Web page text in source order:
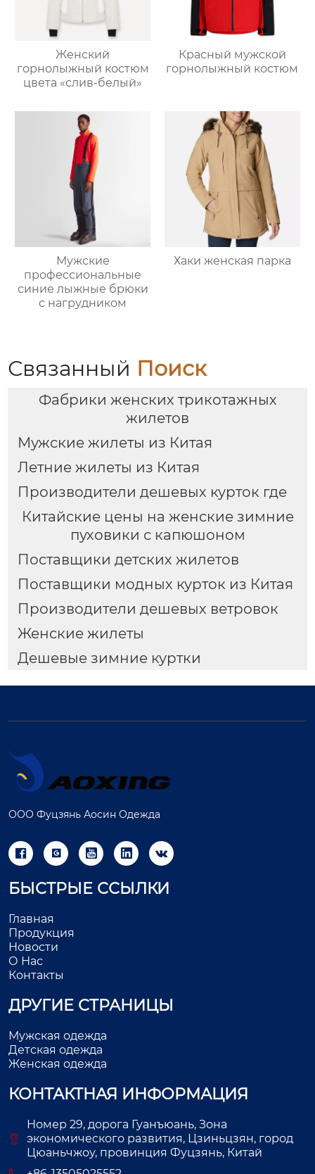
Женский
горнолыжный костюм
цвета «слив-белый»
Красный мужской
горнолыжный костюм
Мужские
профессиональные
синие лыжные брюки
с нагрудником
Хаки женская парка
Связанный Поиск
Фабрики женских трикотажных
жилетов
Мужские жилеты из Китая
Летние жилеты из Китая
Производители дешевых курток где
Китайские цены на женские зимние
пуховики с капюшоном
Поставщики детских жилетов
Поставщики модных курток из Китая
Производители дешевых ветровок
Женские жилеты
Дешевые зимние куртки
ООО Фуцзянь Аосин Одежда
    
БЫСТРЫЕ ССЫЛКИ
Главная
Продукция
Новости
О Нас
Контакты
ДРУГИЕ СТРАНИЦЫ
Мужская одежда
Детская одежда
Женская одежда
КОНТАКТНАЯ ИНФОРМАЦИЯ
Номер 29, дорога Гуанъюань, Зона
экономического развития, Цзиньцзян, город
Цюаньчжоу, провинция Фуцзянь, Китай